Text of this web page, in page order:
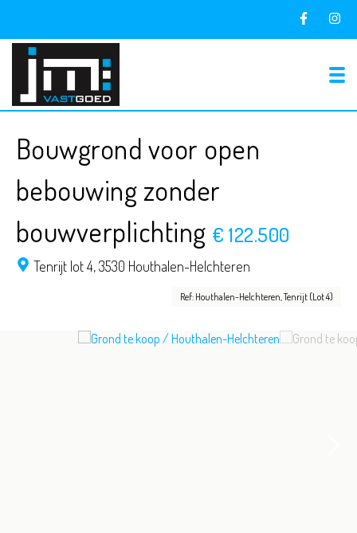
Bouwgrond voor open
bebouwing zonder
bouwverplichting € 122.500
Tenrijt lot 4,3530 Houthalen-Helchteren
Ref: Houthalen-Helchteren, Tenrijt (Lot 4)